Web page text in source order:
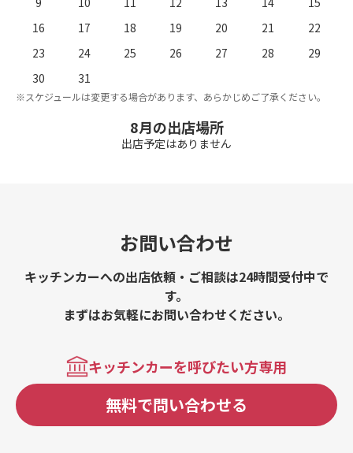
16
17 18 19 20 21
22
23
24 25 26 27 28
29
30
31
※スケジュールは変更する場合があります、あらかじめご了承ください。
8月の出店場所
出店予定はありません
お問い合わせ
キッチンカーへの出店依頼・ご相談は24時間受付中で
す。
まずはお気軽にお問い合わせください。
キッチンカーを呼びたい方専用
無料で問い合わせる